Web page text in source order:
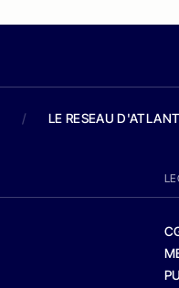
/ LE RESEAU